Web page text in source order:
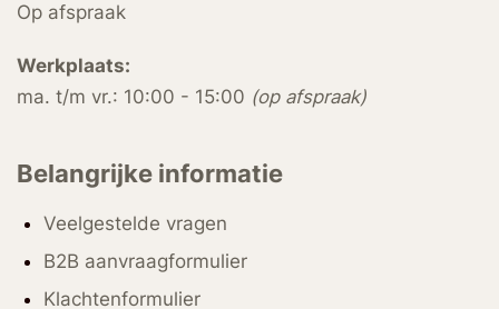
Op afspraak
Werkplaats:
ma. t/m vr.: 10:00 - 15:00 (op afspraak)
Belangrijke informatie
Veelgestelde vragen
B2B aanvraagformulier
Klachtenformulier